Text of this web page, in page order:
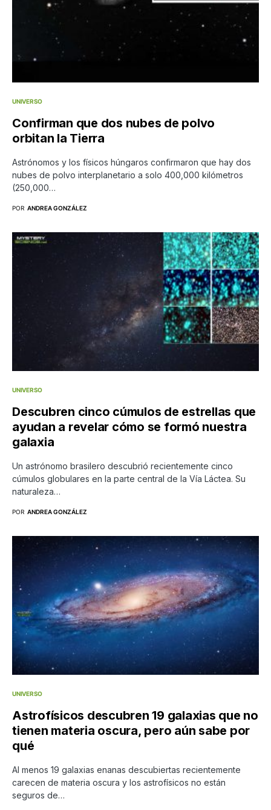
UNIVERSO
Confirman que dos nubes de polvo
orbitan la Tierra
Astrónomos y los físicos húngaros confirmaron que hay dos
nubes de polvo interplanetario a solo 400,000 kilómetros
(250,000…
POR ANDREA GONZÁLEZ
UNIVERSO
Descubren cinco cúmulos de estrellas que
ayudan a revelar cómo se formó nuestra
galaxia
Un astrónomo brasilero descubrió recientemente cinco
cúmulos globulares en la parte central de la Vía Láctea. Su
naturaleza…
POR ANDREA GONZÁLEZ
UNIVERSO
Astrofísicos descubren 19 galaxias que no
tienen materia oscura, pero aún sabe por
qué
Al menos 19 galaxias enanas descubiertas recientemente
carecen de materia oscura y los astrofísicos no están
seguros de…